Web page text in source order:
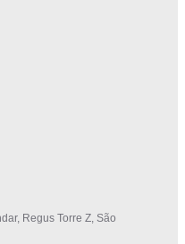
Regus Torre Z, São